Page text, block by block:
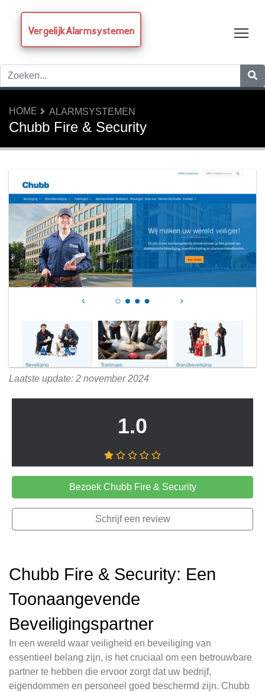
VergelijkAlarmsystemen
HOME ALARMSYSTEMEN
Chubb Fire & Security
Laatste update: 2 november 2024
1.0
Bezoek Chubb Fire & Security
Schrijf een review
Chubb Fire & Security: Een
Toonaangevende
Beveiligingspartner
In een wereld waar veiligheid en beveiliging van
essentieel belang zijn, is het cruciaal om een betrouwbare
partner te hebben die ervoor zorgt dat uw bedrijf,
eigendommen en personeel goed beschermd zijn. Chubb